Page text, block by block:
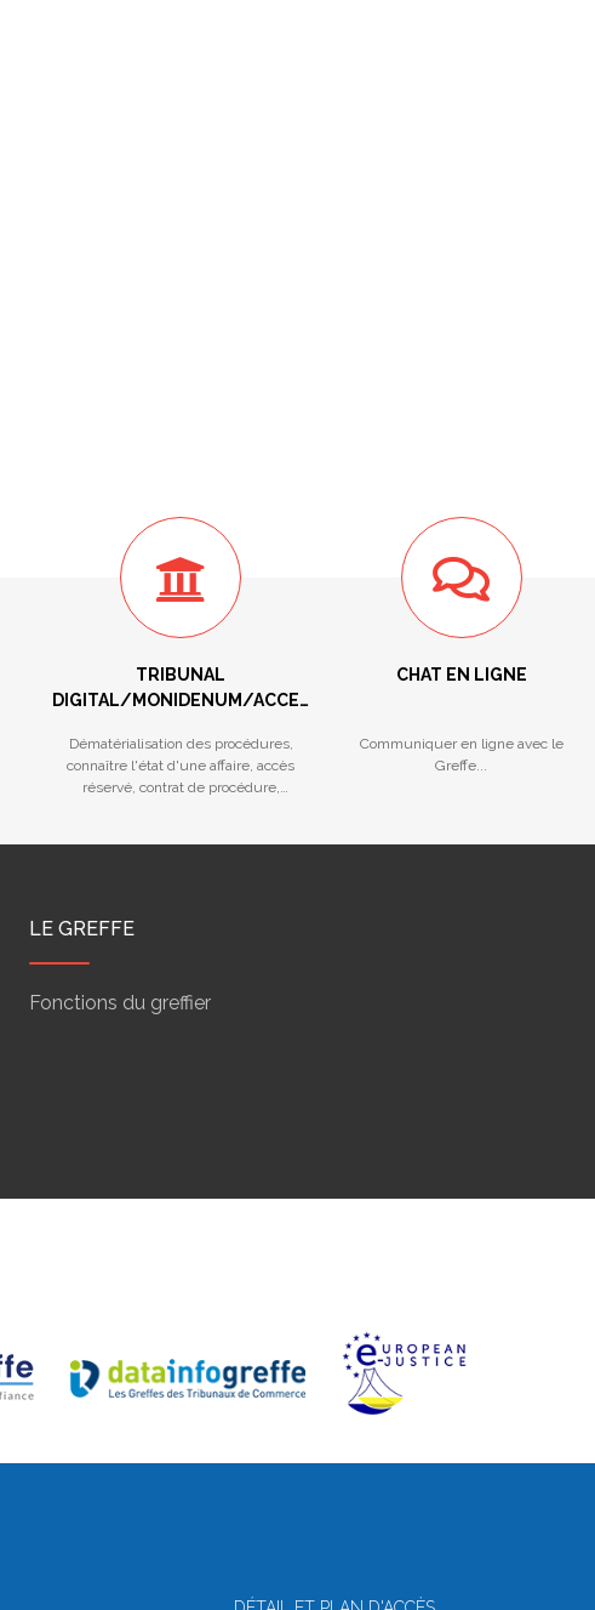
TRIBUNAL
DIGITAL/MONIDENUM/ACCES
Dématérialisation des procédures,
connaître l'état d'une affaire, accès
réservé, contrat de procédure,
CHAT EN LIGNE
Communiquer en ligne avec le
Greffe...
LE GREFFE
Fonctions du greffier